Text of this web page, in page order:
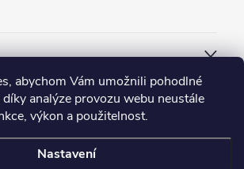
abychom Vám umožnili pohodlné
analýze provozu webu neustále
výkon a použitelnost.
Nastavení
vám vyhovuje ?